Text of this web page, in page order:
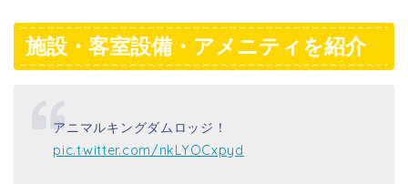
施設・客室設備・アメニティを紹介
アニマルキングダムロッジ！
pic.twitter.com/nkLYOCxpyd